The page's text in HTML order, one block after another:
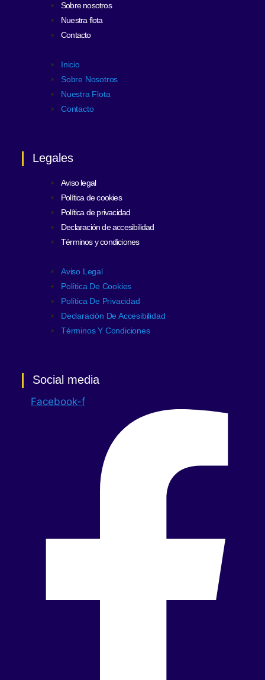
Sobre nosotros
Nuestra flota
Contacto
Inicio
Sobre Nosotros
Nuestra Flota
Contacto
Legales
Aviso legal
Política de cookies
Política de privacidad
Declaración de accesibilidad
Términos y condiciones
Aviso Legal
Política De Cookies
Política De Privacidad
Declaración De Accesibilidad
Términos Y Condiciones
Social media
Facebook-f